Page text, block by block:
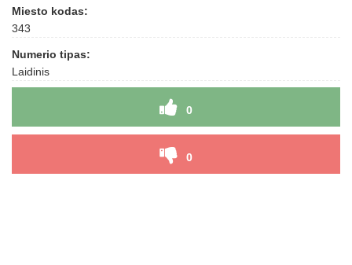
Miesto kodas:
343
Numerio tipas:
Laidinis
0
0